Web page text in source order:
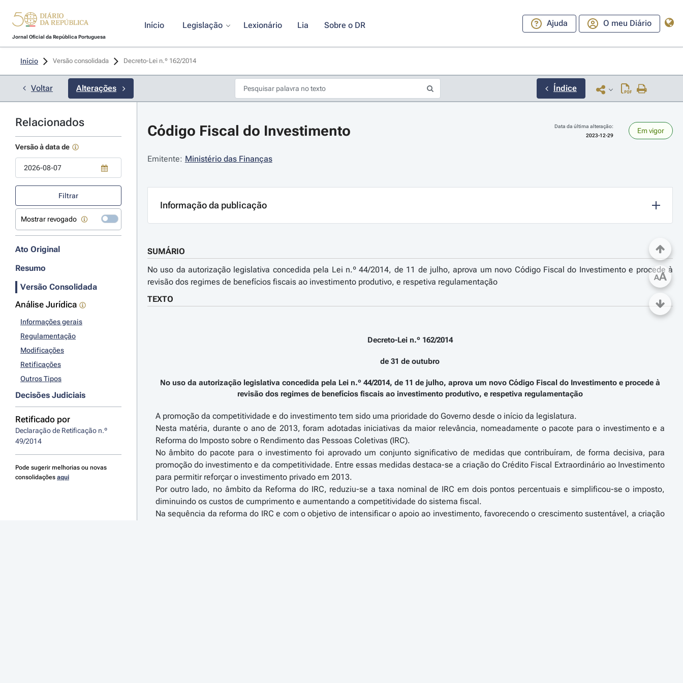
Jornal Oficial da República Portuguesa
Início Legislação Lexionário Lia Sobre o DR Ajuda O meu Diário
Início Versão consolidada Decreto-Lei n.º 162/2014
Voltar Alterações Índice
Relacionados
Versão à data de
Filtrar
Mostrar revogado
Ato Original
Resumo
Versão Consolidada
Análise Jurídica
Informações gerais
Regulamentação
Modificações
Retificações
Outros Tipos
Decisões Judiciais
Retificado por
Declaração de Retificação n.º
49/2014
Pode sugerir melhorias ou novas
consolidações aqui
Código Fiscal do Investimento
Data da última alteração:
2023-12-29
Em vigor
Emitente: Ministério das Finanças
Informação da publicação
SUMÁRIO
No uso da autorização legislativa concedida pela Lei n.º 44/2014, de 11 de julho, aprova um novo Código Fiscal do Investimento e procede à
revisão dos regimes de benefícios fiscais ao investimento produtivo, e respetiva regulamentação
TEXTO
Decreto-Lei n.º 162/2014
de 31 de outubro
No uso da autorização legislativa concedida pela Lei n.º 44/2014, de 11 de julho, aprova um novo Código Fiscal do Investimento e procede à
revisão dos regimes de benefícios fiscais ao investimento produtivo, e respetiva regulamentação
A promoção da competitividade e do investimento tem sido uma prioridade do Governo desde o início da legislatura.
Nesta matéria, durante o ano de 2013, foram adotadas iniciativas da maior relevância, nomeadamente o pacote para o investimento e a
Reforma do Imposto sobre o Rendimento das Pessoas Coletivas (IRC).
No âmbito do pacote para o investimento foi aprovado um conjunto significativo de medidas que contribuíram, de forma decisiva, para
promoção do investimento e da competitividade. Entre essas medidas destaca-se a criação do Crédito Fiscal Extraordinário ao Investimento
para permitir reforçar o investimento privado em 2013.
Por outro lado, no âmbito da Reforma do IRC, reduziu-se a taxa nominal de IRC em dois pontos percentuais e simplificou-se o imposto,
diminuindo os custos de cumprimento e aumentando a competitividade do sistema fiscal.
Na sequência da reforma do IRC e com o objetivo de intensificar o apoio ao investimento, favorecendo o crescimento sustentável, a criação
AA